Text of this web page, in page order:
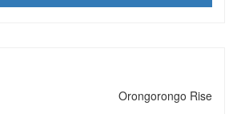
Orongorongo Rise